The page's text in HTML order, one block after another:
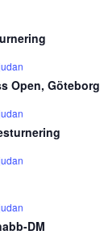
Open, Göteborg
DM